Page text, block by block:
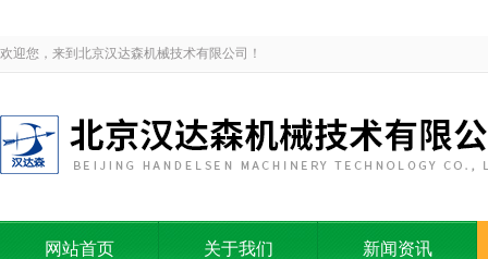
欢迎您，来到北京汉达森机械技术有限公司！
网站首页 关于我们 新闻资讯